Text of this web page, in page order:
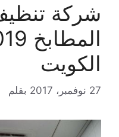
شركة
الكويت
27 نوفمبر، 2017 بقلم